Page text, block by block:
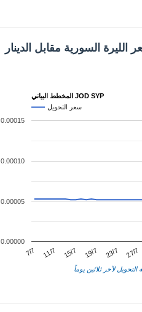
السورية مقابل الدينار
المخطط البياني JOD SYP
سعر التحويل
7/7 11/7 15/7 19/7 23/7 27/7
0.00000
0.00005
0.00010
0.00015
التحويل لآخر ثلاثين يوماً